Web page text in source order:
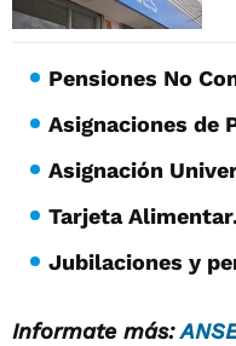
Pensiones No
Asignaciones de
Asignación
Tarjeta
Jubilaciones y
Informate más: